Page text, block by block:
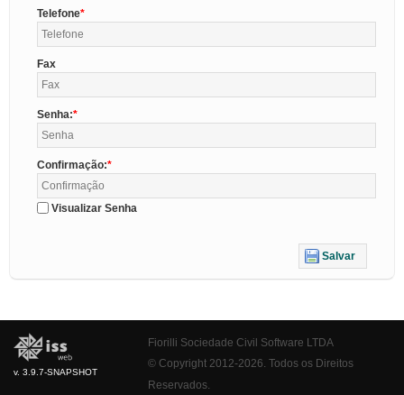
Telefone
Fax
Senha:
Confirmação:
Visualizar Senha
Salvar
v. 3.9.7-SNAPSHOT
Fiorilli Sociedade Civil Software LTDA
© Copyright 2012-2026. Todos os Direitos
Reservados.